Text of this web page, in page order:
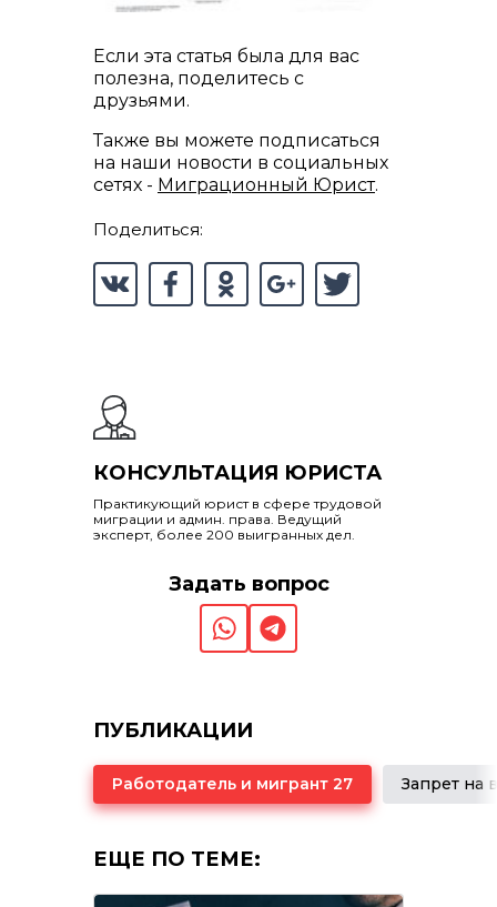
Если эта статья была для вас
полезна, поделитесь с
друзьями.
Также вы можете подписаться
на наши новости в социальных
сетях - Миграционный Юрист.
Поделиться:
КОНСУЛЬТАЦИЯ ЮРИСТА
Практикующий юрист в сфере трудовой
миграции и админ. права. Ведущий
эксперт, более 200 выигранных дел.
Задать вопрос
ПУБЛИКАЦИИ
Работодатель и мигрант 27
ЕЩЕ ПО ТЕМЕ: